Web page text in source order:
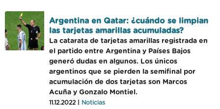
Argentina en Qatar: ¿cuándo se limpian
las tarjetas amarillas acumuladas?
La catarata de tarjetas amarillas registrada en
el partido entre Argentina y Países Bajos
generó dudas en algunos. Los únicos
argentinos que se pierden la semifinal por
acumulación de dos tarjetas son Marcos
Acuña y Gonzalo Montiel.
11.12.2022 | Noticias